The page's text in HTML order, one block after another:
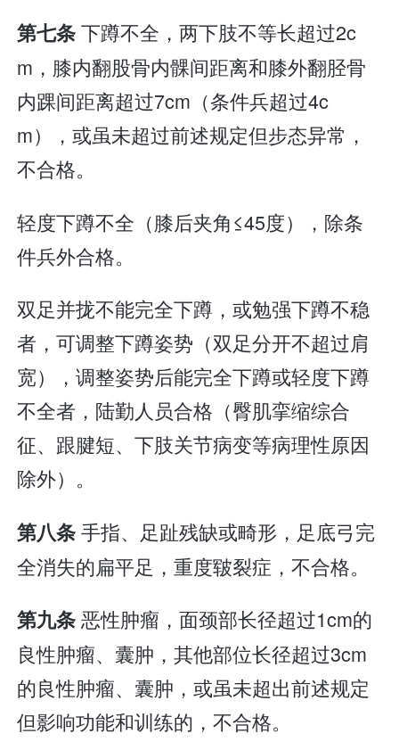
第七条下蹲不全，两下肢不等长超过2c
m，膝内翻股骨内髁间距离和膝外翻胫骨
内踝间距离超过7cm（条件兵超过4c
m），或虽未超过前述规定但步态异常，
不合格。
轻度下蹲不全（膝后夹角≤45度），除条
件兵外合格。
双足并拢不能完全下蹲，或勉强下蹲不稳
者，可调整下蹲姿势（双足分开不超过肩
宽），调整姿势后能完全下蹲或轻度下蹲
不全者，陆勤人员合格（臀肌挛缩综合
征、跟腱短、下肢关节病变等病理性原因
除外）。
第八条手指、足趾残缺或畸形，足底弓完
全消失的扁平足，重度皲裂症，不合格。
第九条恶性肿瘤，面颈部长径超过1cm的
良性肿瘤、囊肿，其他部位长径超过3cm
的良性肿瘤、囊肿，或虽未超出前述规定
但影响功能和训练的，不合格。